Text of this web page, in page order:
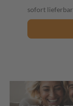
sofort lieferbar